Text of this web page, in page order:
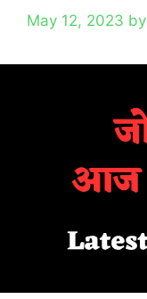
May 12, 2023 by